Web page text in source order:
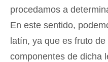
procedamos a
En este sentido,
latín, ya que es fruto
componentes de dicha